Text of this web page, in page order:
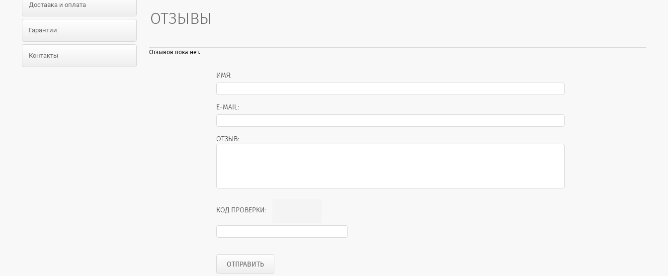
Доставка и оплата
Гарантии
Контакты
ОТЗЫВЫ
Отзывов пока нет.
ИМЯ:
E-MAIL:
ОТЗЫВ:
КОД ПРОВЕРКИ: